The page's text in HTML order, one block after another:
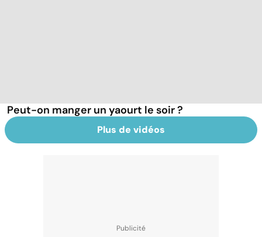
Peut-on manger un yaourt le soir ?
Plus de vidéos